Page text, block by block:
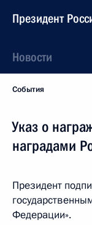
Президент
Новости
События
Указ о
наградами
Президент
Федерации».